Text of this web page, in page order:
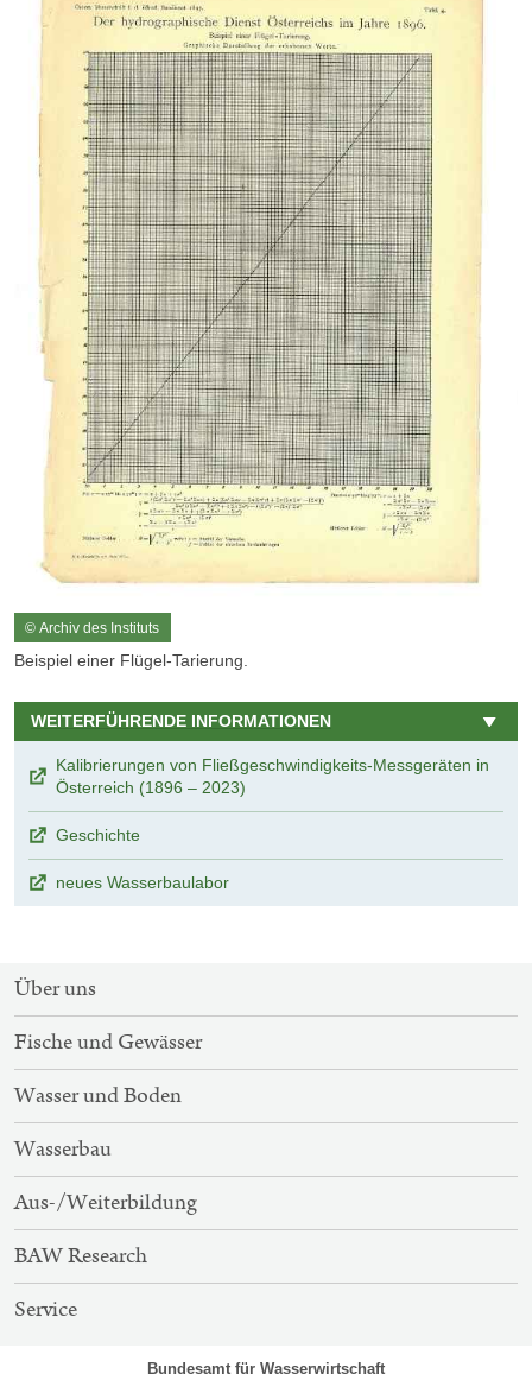
© Archiv des Instituts
Beispiel einer Flügel-Tarierung.
WEITERFÜHRENDE INFORMATIONEN
Kalibrierungen von Fließgeschwindigkeits-Messgeräten in
Österreich (1896 – 2023)
Geschichte
neues Wasserbaulabor
SITEMAP-
NAVIGATION
Über uns
Fische und Gewässer
Wasser und Boden
Wasserbau
Aus-/Weiterbildung
BAW Research
Service
Bundesamt für Wasserwirtschaft